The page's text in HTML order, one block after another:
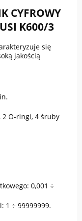
CYFROWY
K600/3
się
jakością
2 O-ringi, 4 śruby
0,001 ÷
1 ÷ 99999999.